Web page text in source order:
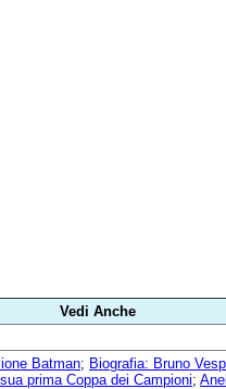
Vedi Anche
Batman; Biografia: Bruno
prima Coppa dei Campioni;